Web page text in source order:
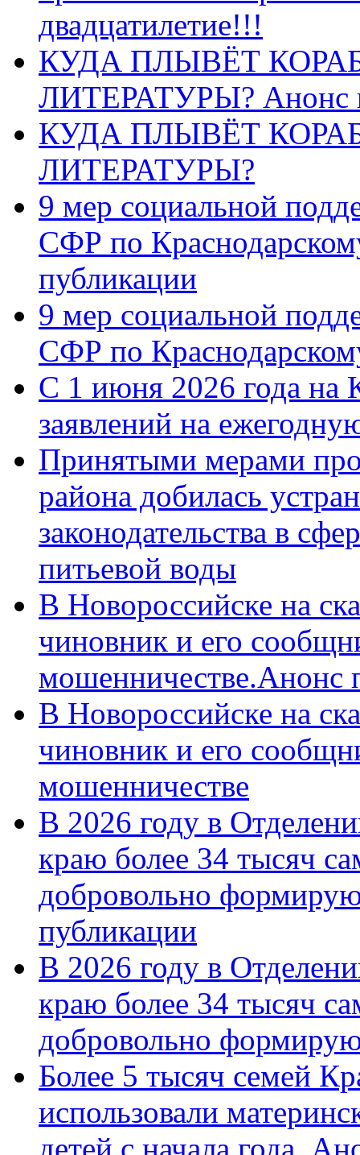
двадцатилетие!!!
КУДА ПЛЫВЁТ
ЛИТЕРАТУРЫ? Анонс
КУДА ПЛЫВЁТ
ЛИТЕРАТУРЫ?
9 мер социальной
СФР по
публикации
9 мер социальной
СФР по
С 1 июня 2026 года на
заявлений на
Принятыми мерами
района добилась
законодательства в
питьевой воды
В Новороссийске на
чиновник и его
мошенничестве.Анонс
В Новороссийске на
чиновник и его
мошенничестве
В 2026 году в
краю более 34 тысяч
добровольно
публикации
В 2026 году в
краю более 34 тысяч
добровольно
Более 5 тысяч семей
использовали
детей с начала года.